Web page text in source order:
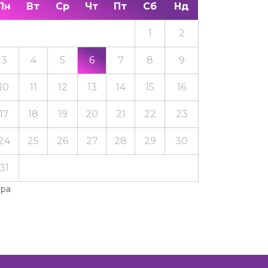
Вт Ср Чт Пт Сб Нд
1 2
3 4 5 6 7 8 9
11 12 13 14 15 16
18 19 20 21 22 23
25 26 27 28 29 30